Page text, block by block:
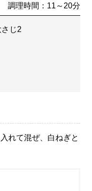
調理時間：11～20分
じ2
れて混ぜ、白ねぎと